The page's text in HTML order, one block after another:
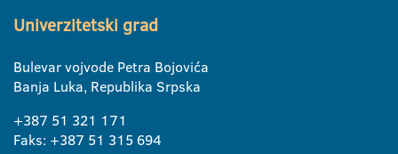
Univerzitetski grad
Bulevar vojvode Petra Bojovića
Banja Luka, Republika Srpska
+387 51 321 171
Faks: +387 51 315 694